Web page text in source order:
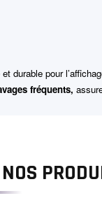
durable pour
fréquents,